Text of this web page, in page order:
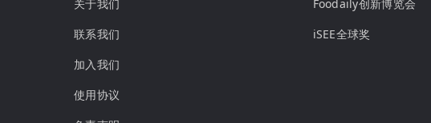
关于我们
联系我们
加入我们
使用协议
Foodaily创新博览会
iSEE全球奖